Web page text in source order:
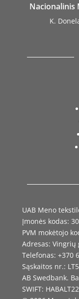
Nacionalinis
K.
UAB Meno
Įmonės kodas:
PVM mokėtojo
Adresas: Vingrių
Telefonas: +370
Sąskaitos nr.:
AB Swedbank.
SWIFT: HABALT22